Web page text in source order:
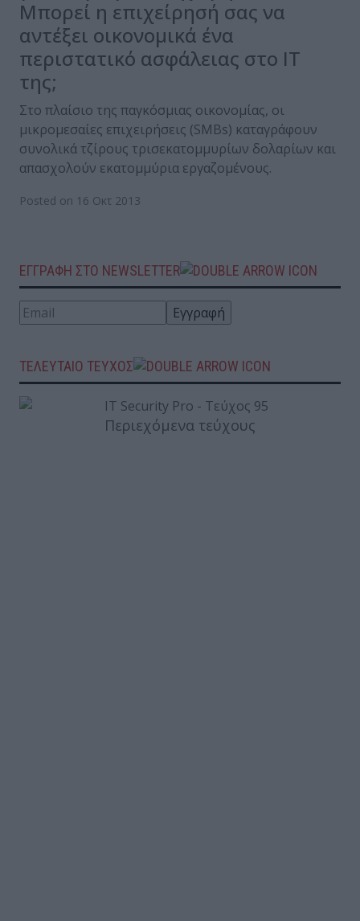
Μπορεί η επιχείρησή σας να
αντέξει οικονομικά ένα
περιστατικό ασφάλειας στο ΙΤ
της;
Στο πλαίσιο της παγκόσμιας οικονομίας, οι
μικρομεσαίες επιχειρήσεις (SMBs) καταγράφουν
συνολικά τζίρους τρισεκατομμυρίων δολαρίων και
απασχολούν εκατομμύρια εργαζομένους.
Posted on 16 Οκτ 2013
ΕΓΓΡΑΦΗ ΣΤΟ NEWSLETTER
ΤΕΛΕΥΤΑΙΟ ΤΕΥΧΟΣ
Περιεχόμενα τεύχους